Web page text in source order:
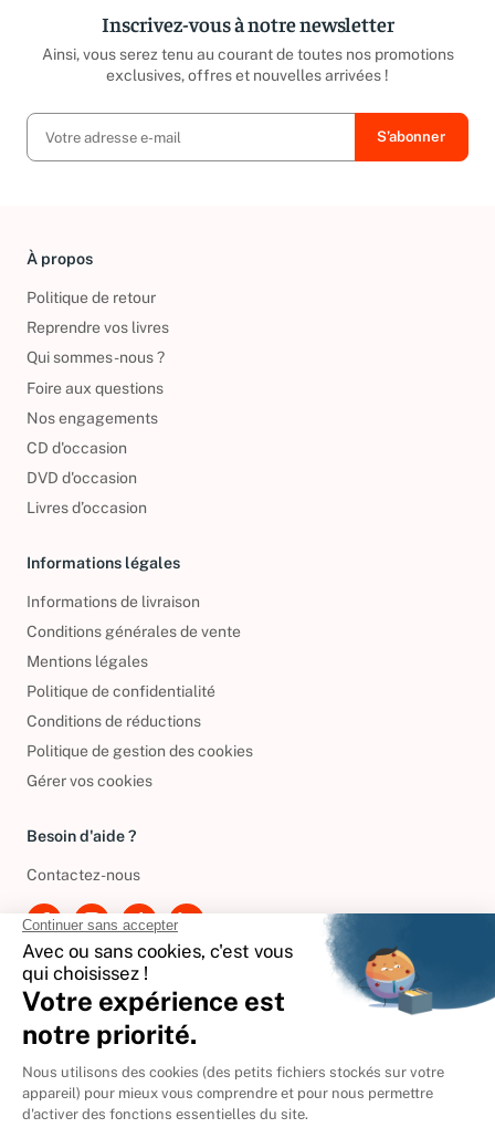
Inscrivez-vous à notre newsletter
Ainsi, vous serez tenu au courant de toutes nos promotions
exclusives, offres et nouvelles arrivées !
À propos
Politique de retour
Reprendre vos livres
Qui sommes-nous ?
Foire aux questions
Nos engagements
CD d'occasion
DVD d'occasion
Livres d’occasion
Informations légales
Informations de livraison
Conditions générales de vente
Mentions légales
Politique de confidentialité
Conditions de réductions
Politique de gestion des cookies
Gérer vos cookies
Besoin d'aide ?
Contactez-nous
International
🇪🇸 Espagne
🇩🇪Allemagne
🇮🇹 Italie